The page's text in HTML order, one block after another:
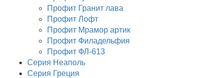
Профит Гранит лава
Профит Лофт
Профит Мрамор артик
Профит Филадельфия
Профит ФЛ-613
Серия Неаполь
Серия Греция